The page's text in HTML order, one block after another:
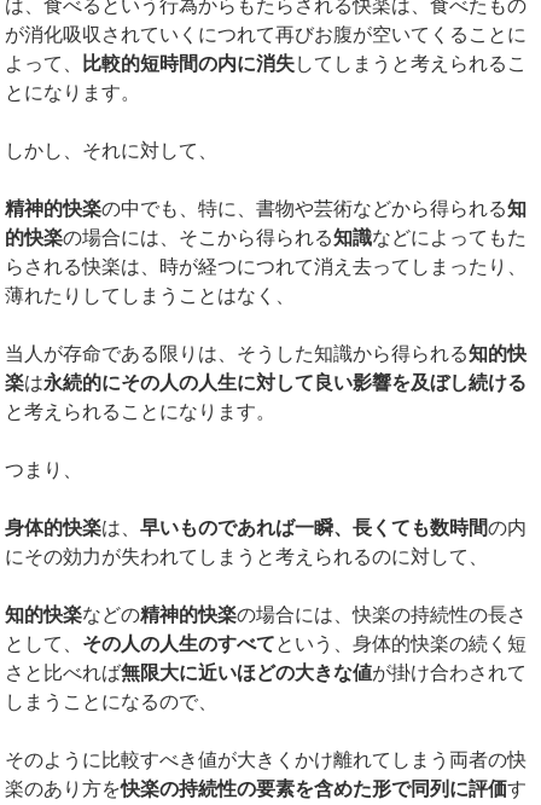
は、食べるという行為からもたらされる快楽は、食べたもの
が消化吸収されていくにつれて再びお腹が空いてくることに
よって、
比較的短時間の内に消失してしまうと考えられるこ
とになります。
しかし、それに対して、
精神的快楽の中でも、特に、書物や芸術などから得られる知
的快楽の場合には、そこから得られる知識などによってもた
らされる快楽は、時が経つにつれて消え去ってしまったり、
薄れたりしてしまうことはなく、
当人が存命である限りは、そうした知識から得られる知的快
楽は永続的にその人の人生に対して良い影響を及ぼし続ける
と考えられることになります。
つまり、
身体的快楽は、早いものであれば一瞬、長くても数時間の内
にその効力が失われてしまうと考えられるのに対して、
知的快楽などの精神的快楽の場合には、快楽の持続性の長さ
として、 その人の人生のすべてという、身体的快楽の続く短
さと比べれば無限大に近いほどの大きな値が掛け合わされて
しまうことになるので、
そのように比較すべき値が大きくかけ離れてしまう両者の快
楽のあり方を快楽の持続性の要素を含めた形で同列に評価す